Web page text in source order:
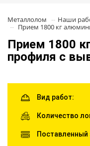
Металлолом
Наши
Прием 1800 кг
Прием 1800
профиля с
Вид работ:
Количество
Поставленный